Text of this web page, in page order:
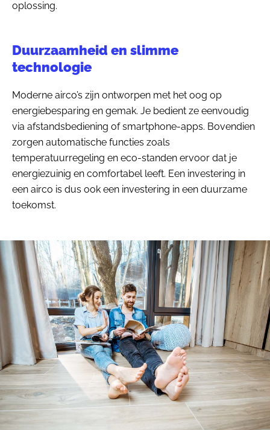
oplossing.
Duurzaamheid en slimme
technologie
Moderne airco’s zijn ontworpen met het oog op
energiebesparing en gemak. Je bedient ze eenvoudig
via afstandsbediening of smartphone-apps. Bovendien
zorgen automatische functies zoals
temperatuurregeling en eco-standen ervoor dat je
energiezuinig en comfortabel leeft. Een investering in
een airco is dus ook een investering in een duurzame
toekomst.